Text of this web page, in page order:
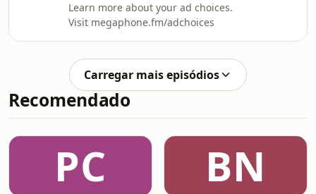
Learn more about your ad choices.
Visit megaphone.fm/adchoices
Carregar mais episódios
Recomendado
PC BN